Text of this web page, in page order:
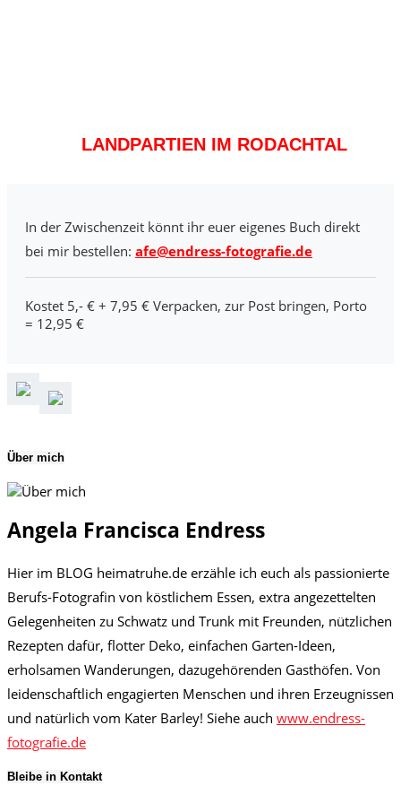
LANDPARTIEN IM RODACHTAL
In der Zwischenzeit könnt ihr euer eigenes Buch direkt
bei mir bestellen: afe@endress-fotografie.de
Kostet 5,- € + 7,95 € Verpacken, zur Post bringen, Porto
= 12,95 €
Über mich
Angela Francisca Endress
Hier im BLOG heimatruhe.de erzähle ich euch als passionierte
Berufs-Fotografin von köstlichem Essen, extra angezettelten
Gelegenheiten zu Schwatz und Trunk mit Freunden, nützlichen
Rezepten dafür, flotter Deko, einfachen Garten-Ideen,
erholsamen Wanderungen, dazugehörenden Gasthöfen. Von
leidenschaftlich engagierten Menschen und ihren Erzeugnissen
und natürlich vom Kater Barley! Siehe auch www.endress-
fotografie.de
Bleibe in Kontakt